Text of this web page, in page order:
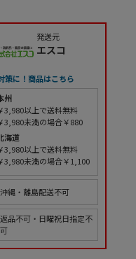
発送元
エスコ
策に！商品はこちら
州
3,980以上で送料無料
3,980未満の場合￥880
海道
3,980以上で送料無料
3,980未満の場合￥1,100
沖縄・離島配送不可
返品不可・日曜祝日指定不
可